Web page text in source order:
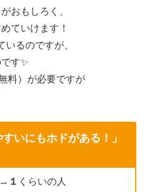
おもしろく、
ていけます！
るのですが、
す✨
料）が必要ですが
いにもホドがある！」
１ くらいの人